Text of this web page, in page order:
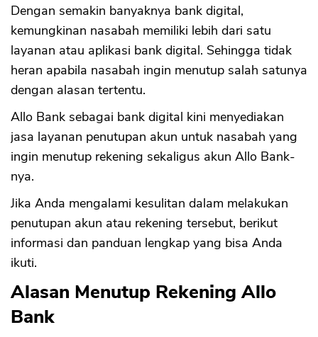
Dengan semakin banyaknya bank digital,
kemungkinan nasabah memiliki lebih dari satu
layanan atau aplikasi bank digital. Sehingga tidak
heran apabila nasabah ingin menutup salah satunya
dengan alasan tertentu.
Allo Bank sebagai bank digital kini menyediakan
jasa layanan penutupan akun untuk nasabah yang
ingin menutup rekening sekaligus akun Allo Bank-
nya.
Jika Anda mengalami kesulitan dalam melakukan
penutupan akun atau rekening tersebut, berikut
informasi dan panduan lengkap yang bisa Anda
ikuti.
Alasan Menutup Rekening Allo
Bank